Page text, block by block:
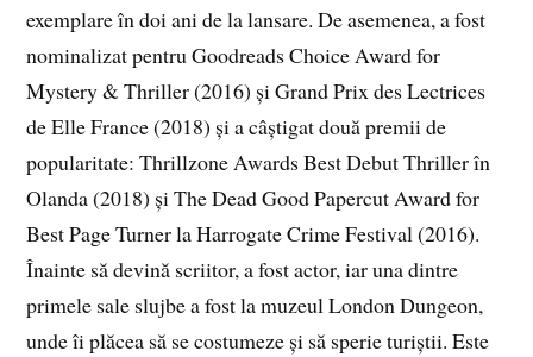
exemplare în doi ani de la lansare. De asemenea, a fost
nominalizat pentru Goodreads Choice Award for
Mystery & Thriller (2016) și Grand Prix des Lectrices
de Elle France (2018) și a câștigat două premii de
popularitate: Thrillzone Awards Best Debut Thriller în
Olanda (2018) și The Dead Good Papercut Award for
Best Page Turner la Harrogate Crime Festival (2016).
Înainte să devină scriitor, a fost actor, iar una dintre
primele sale slujbe a fost la muzeul London Dungeon,
unde îi plăcea să se costumeze și să sperie turiștii. Este